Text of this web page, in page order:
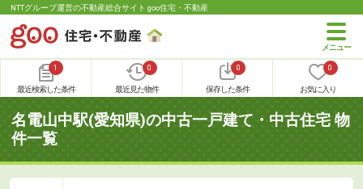
NTTグループ運営の不動産総合サイト goo住宅・不動産
1
最近検索した条件
0
最近見た物件
0
保存した条件
0
お気に入り
名電山中駅(愛知県)の中古一戸建て・中古住宅 物
件一覧